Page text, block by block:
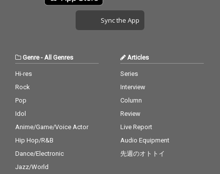
Sync the App
Genre- All Genres
Hi-res
Rock
Pop
Idol
Anime/Game/Voice Actor
Hip Hop/R&B
Dance/Electronic
Jazz/World
Articles
Series
Interview
Column
Review
Live Report
Audio Equipment
先週のオトトイ